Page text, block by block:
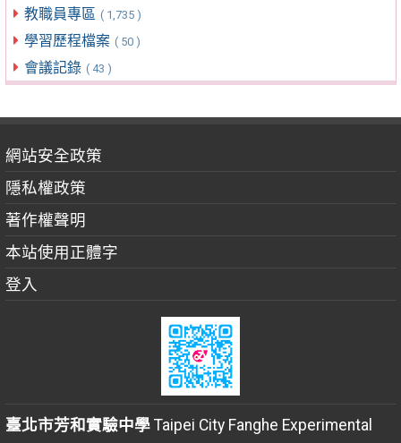
教職員專區 ( 1,735 )
學習歷程檔案 ( 50 )
會議記錄 ( 43 )
網站安全政策
隱私權政策
著作權聲明
本站使用正體字
登入
臺北市芳和實驗中學Taipei City Fanghe Experimental